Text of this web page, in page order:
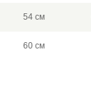
54 см
60 см